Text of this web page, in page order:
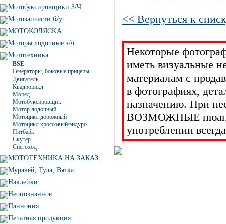
Мотобуксировщики З/Ч
Мотозапчасти б/у
МОТОКОЛЯСКА
Моторы лодочные з/ч
Мототехника
BSE
Генераторы, боковые прицепы
Двигатель
Квадроцикл
Мопед
Мотобуксировщик
Мотор лодочный
Мотоцикл дорожный
Мотоцикл кроссовый/эндуро
Питбайк
Скутер
Снегоход
МОТОТЕХНИКА НА ЗАКАЗ
Муравей, Тула, Вятка
Наклейки
Неопознанное
Паннония
Печатная продукция
<< Вернуться к
Некоторые
иметь визуальные
материалам с
в фотографиях,
назначению. При
ВОЗМОЖНЫЕ
употреблении